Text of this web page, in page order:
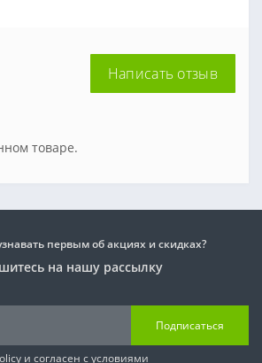
Написать отзыв
товаре.
первым об акциях и скидках?
на нашу рассылку
Подписаться
и согласен с условиями